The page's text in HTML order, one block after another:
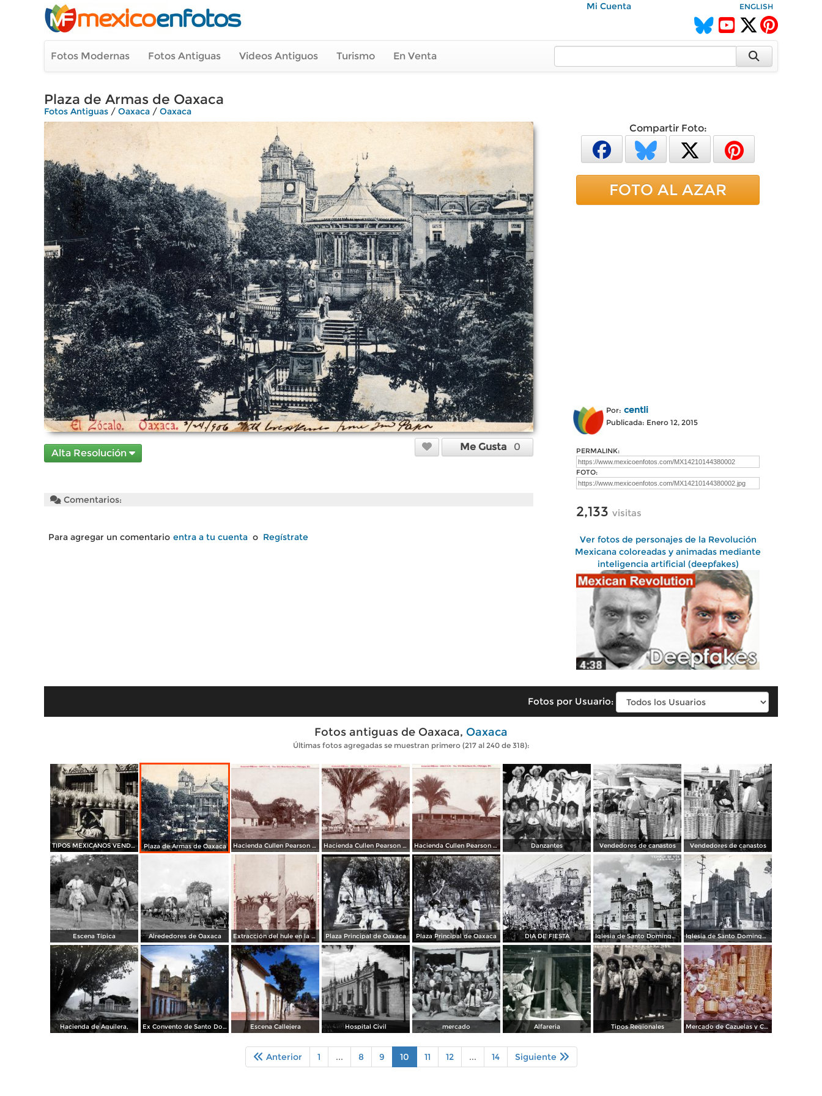
Mi Cuenta ENGLISH
Fotos Modernas Fotos Antiguas Videos Antiguos Turismo En Venta
Plaza de Armas de Oaxaca
Fotos Antiguas / Oaxaca / Oaxaca
Alta Resolución
Me Gusta 0
Comentarios:
Para agregar un comentario entra a tu cuenta o Regístrate
Compartir Foto:
FOTO AL AZAR
Por: centli
Publicada: Enero 12, 2015
PERMALINK:
FOTO:
2,133 visitas
Ver fotos de personajes de la Revolución
Mexicana coloreadas y animadas mediante
inteligencia artificial (deepfakes)
Fotos por Usuario:
Fotos antiguas de Oaxaca, Oaxaca
Últimas fotos agregadas se muestran primero (217 al 240 de 318):
TIPOS MEXICANOS VENDEDOR DE MACETAS Plaza de Armas de Oaxaca Hacienda Cullen Pearson Rubber Farm: Entrada Hacienda Cullen Pearson Rubber Farm: La Plaza Hacienda Cullen Pearson Rubber Farm: Edificio de Administración Danzantes Vendedores de canastos Vendedores de canastos
Escena Típica Alrededores de Oaxaca Extracción del hule en la hacienda Cullen Pearson Plaza Principal de Oaxaca Plaza Principal de Oaxaca DIA DE FIESTA Iglesia de Santo Domingo Oaxaca Iglesia de Santo Domingo Oaxaca
Hacienda de Aguilera, Ex Convento de Santo Domingo Escena Callejera Hospital Civil mercado Alfareria Tipos Regionales Mercado de Cazuelas y Canastos
Anterior 1 ... 8 9 10 11 12 ... 14 Siguiente